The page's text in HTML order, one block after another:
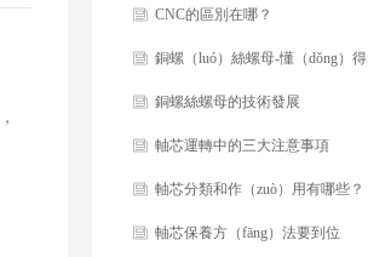
CNC的區別在哪？
銅螺（luó）絲螺母-懂（dǒng）得
多，好選擇！
銅螺絲螺母的技術發展
軸芯運轉中的三大注意事項
軸芯分類和作（zuò）用有哪些？
軸芯保養方（fāng）法要到位